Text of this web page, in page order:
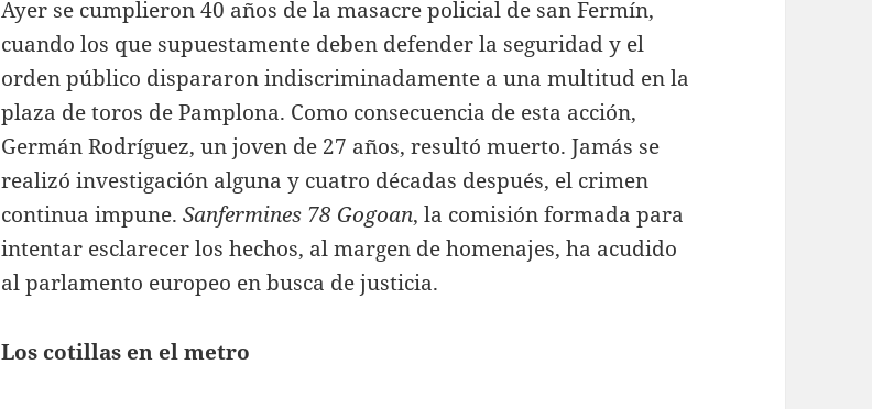
Ayer se cumplieron 40 años de la masacre policial de san Fermín,
cuando los que supuestamente deben defender la seguridad y el
orden público dispararon indiscriminadamente a una multitud en la
plaza de toros de Pamplona. Como consecuencia de esta acción,
Germán Rodríguez, un joven de 27 años, resultó muerto. Jamás se
realizó investigación alguna y cuatro décadas después, el crimen
continua impune.Sanfermines 78 Gogoan, la comisión formada para
intentar esclarecer los hechos, al margen de homenajes, ha acudido
al parlamento europeo en busca de justicia.
Los cotillas en el metro